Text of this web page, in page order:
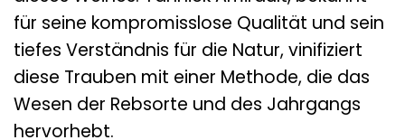
für seine kompromisslose Qualität und sein
tiefes Verständnis für die Natur, vinifiziert
diese Trauben mit einer Methode, die das
Wesen der Rebsorte und des Jahrgangs
hervorhebt.